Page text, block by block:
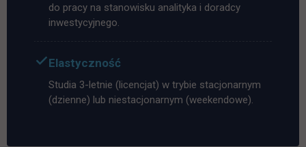
do pracy na stanowisku analityka i doradcy
inwestycyjnego.
Elastyczność
Studia 3-letnie (licencjat) w trybie stacjonarnym
(dzienne) lub niestacjonarnym (weekendowe).